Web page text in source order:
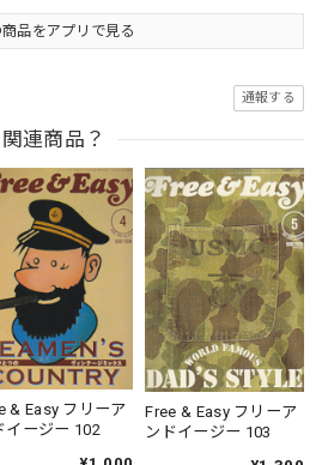
商品をアプリで見る
通報する
関連商品？
& Easy フリーア
イージー 102
Free & Easy フリーア
ンドイージー 103